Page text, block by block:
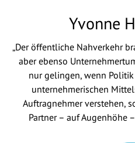
Yvonne
„Der öffentliche Nahverkehr
aber ebenso
nur gelingen, wenn
unternehmerischen
Auftragnehmer verstehen,
Partner – auf Augenhöhe